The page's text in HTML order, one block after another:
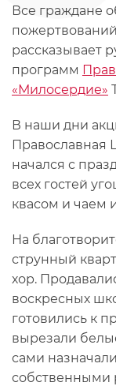
Все граждане
рассказывает
программ
«Милосердие»
В наши дни
Православная
начался с
всех гостей
квасом и чаем
На
струнный
хор.
воскресных
готовились к
вырезали
сами
собственными